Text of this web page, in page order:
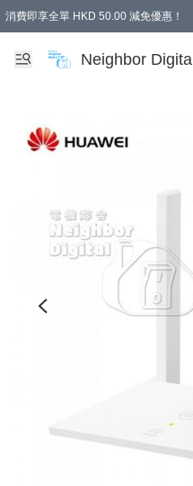
消費即享全單 HKD 50.00 減免優惠！
Neighbor Digital